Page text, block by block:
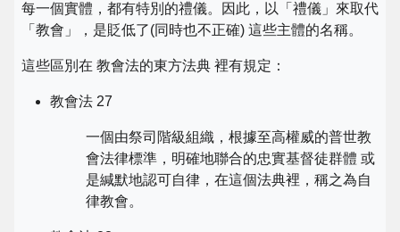
每一個實體，都有特別的禮儀。因此，以「禮儀」來取代
「教會」，是貶低了(同時也不正確) 這些主體的名稱。
這些區別在 教會法的東方法典 裡有規定：
教會法 27
一個由祭司階級組織，根據至高權威的普世教
會法律標準，明確地聯合的忠實基督徒群體 或
是緘默地認可自律，在這個法典裡，稱之為自
律教會。